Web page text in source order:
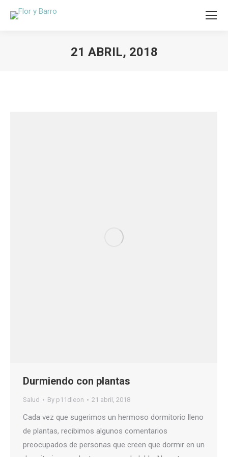
21 ABRIL, 2018
Durmiendo con plantas
Salud By p11dleon 21 abril, 2018
Cada vez que sugerimos un hermoso dormitorio lleno
de plantas, recibimos algunos comentarios
preocupados de personas que creen que dormir en un